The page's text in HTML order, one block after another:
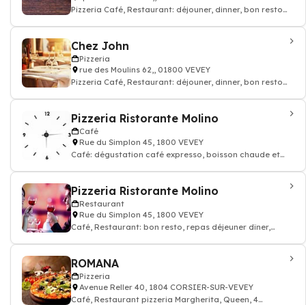
Pizzeria Café, Restaurant: déjouner, dinner, bon resto
Chez John
Pizzeria
rue des Moulins 62,, 01800 VEVEY
Pizzeria Café, Restaurant: déjouner, dinner, bon resto
Pizzeria Ristorante Molino
Café
Rue du Simplon 45, 1800 VEVEY
Café: dégustation café expresso, boisson chaude et
Pizzeria Ristorante Molino
Restaurant
Rue du Simplon 45, 1800 VEVEY
Café, Restaurant: bon resto, repas déjeuner dîner,
ROMANA
Pizzeria
Avenue Reller 40, 1804 CORSIER-SUR-VEVEY
Café, Restaurant pizzeria Margherita, Queen, 4